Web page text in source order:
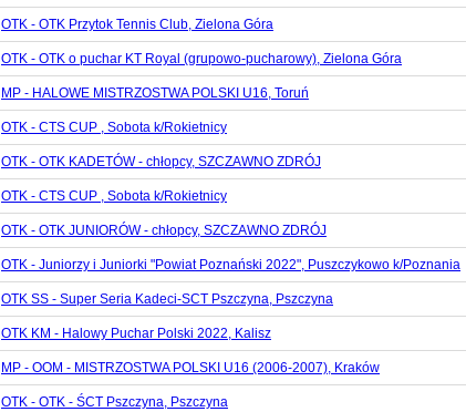
OTK - OTK Przytok Tennis Club, Zielona Góra
OTK - OTK o puchar KT Royal (grupowo-pucharowy), Zielona Góra
MP - HALOWE MISTRZOSTWA POLSKI U16, Toruń
OTK - CTS CUP , Sobota k/Rokietnicy
OTK - OTK KADETÓW - chłopcy, SZCZAWNO ZDRÓJ
OTK - CTS CUP , Sobota k/Rokietnicy
OTK - OTK JUNIORÓW - chłopcy, SZCZAWNO ZDRÓJ
OTK - Juniorzy i Juniorki "Powiat Poznański 2022", Puszczykowo k/Poznania
OTK SS - Super Seria Kadeci-SCT Pszczyna, Pszczyna
OTK KM - Halowy Puchar Polski 2022, Kalisz
MP - OOM - MISTRZOSTWA POLSKI U16 (2006-2007), Kraków
OTK - OTK - ŚCT Pszczyna, Pszczyna